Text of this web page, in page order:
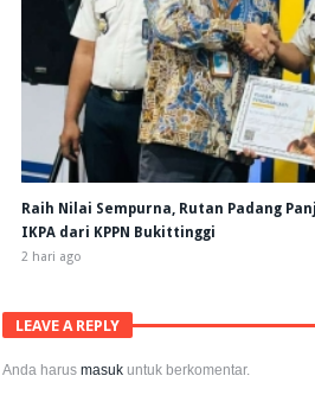
Raih Nilai Sempurna, Rutan Padang
IKPA dari KPPN Bukittinggi
2 hari ago
LEAVE A REPLY
Anda harusmasuk untuk berkomentar.